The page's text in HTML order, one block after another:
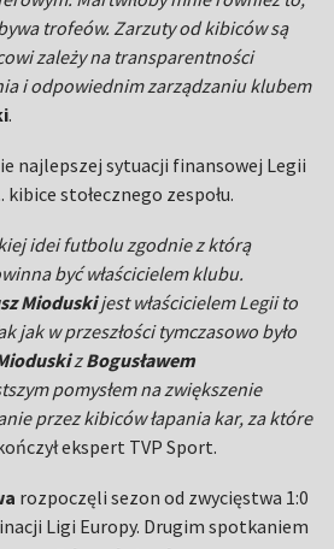
trofeów. Zarzuty od kibiców są
zależy na transparentności
i odpowiednim zarządzaniu klubem
.
najlepszej sytuacji finansowej Legii
stołecznego zespołu.
idei futbolu zgodnie z którą
być właścicielem klubu.
Mioduskijest właścicielem Legii to
jak w przeszłości tymczasowo było
zBogusławem
pomysłem na zwiększenie
przez kibiców łapania kar, za które
ekspert TVP Sport.
rozpoczęli sezon od zwycięstwa 1:0
Ligi Europy. Drugim spotkaniem